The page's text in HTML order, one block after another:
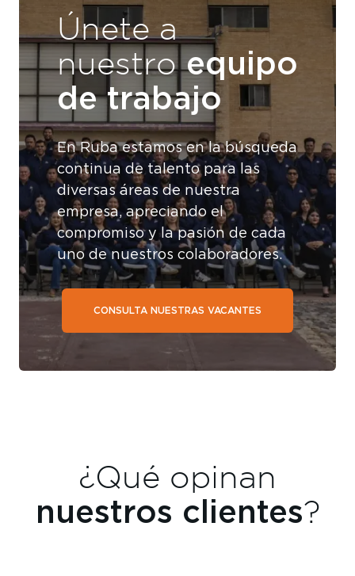
Únete a
nuestroequipo
de trabajo
En Ruba estamos en la búsqueda
continua de talento para las
diversas áreas de nuestra
empresa, apreciando el
compromiso y la pasión de cada
uno de nuestros colaboradores.
CONSULTA NUESTRAS VACANTES
¿Qué opinan
nuestros clientes?